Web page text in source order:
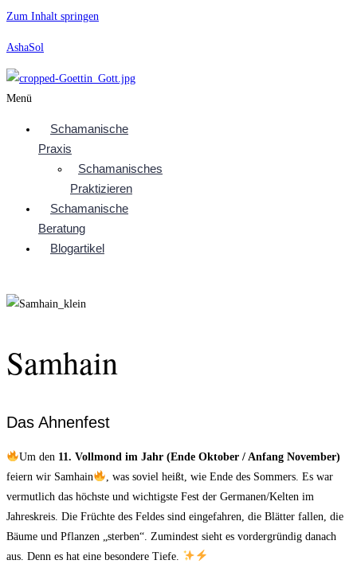
Zum Inhalt springen
AshaSol
Menü
Schamanische
Praxis
Schamanisches
Praktizieren
Schamanische
Beratung
Blogartikel
Samhain
Das Ahnenfest
Um den 11. Vollmond im Jahr (Ende Oktober / Anfang November)
feiern wir Samhain
, was soviel heißt, wie Ende des Sommers. Es war
vermutlich das höchste und wichtigste Fest der Germanen/Kelten im
Jahreskreis. Die Früchte des Feldes sind eingefahren, die Blätter fallen, die
Bäume und Pflanzen „sterben“. Zumindest sieht es vordergründig danach
aus. Denn es hat eine besondere Tiefe.